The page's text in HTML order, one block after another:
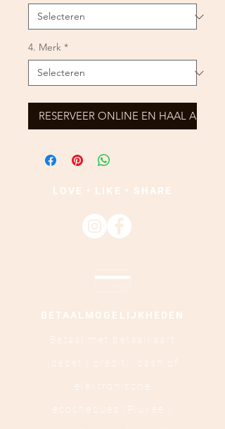
4. Merk *
RESERVEER ONLINE EN HAAL AF
LOVE • LIKE • SHARE
BETAALMOGELIJKHEDEN
Betaal met betaalkaart
(debet | credit), cash of
elektronische
ecocheques (Pluxee /